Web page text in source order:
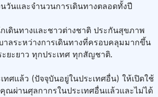
วันและจำนวนการเดินทางตลอดทั้งปี
เดินทางและชาวต่างชาติ ประกันสุขภาพ
าลระหว่างการเดินทางที่ครอบคลุมมากขึ้น
ะยะยาว ทุกประเทศ ทุกสัญชาติ.
ศแล้ว (ปัจจุบันอยู่ในประเทศอื่น) ให้เปิดใช้
ณผ่านศุลกากรในประเทศอื่นแล้วและไม่ได้